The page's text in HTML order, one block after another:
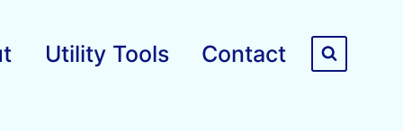
Utility Tools Contact